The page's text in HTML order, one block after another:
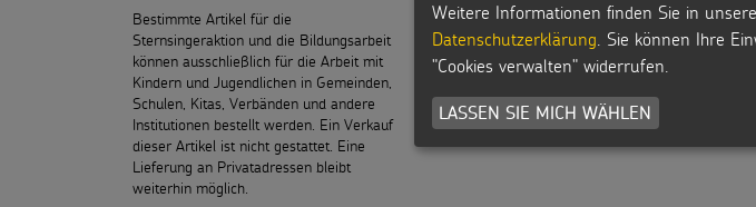
Bestimmte Artikel für die
Sternsingeraktion und die Bildungsarbeit
können ausschließlich für die Arbeit mit
Kindern und Jugendlichen in Gemeinden,
Schulen, Kitas, Verbänden und andere
Institutionen bestellt werden. Ein Verkauf
dieser Artikel ist nicht gestattet. Eine
Lieferung an Privatadressen bleibt
weiterhin möglich.
Weitere Informationen finden Sie in
Datenschutzerklärung. Sie können Ihre
"Cookies verwalten" widerrufen.
LASSEN SIE MICH WÄHLEN